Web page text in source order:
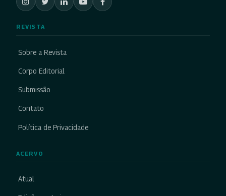
REVISTA
Sobre a Revista
Corpo Editorial
Submissão
Contato
Política de Privacidade
ACERVO
Atual